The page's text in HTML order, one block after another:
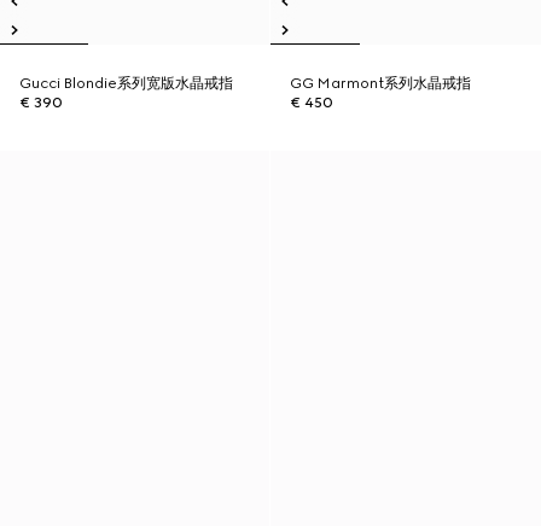
Gucci Blondie系列宽版水晶戒指
€ 390
GG Marmont系列水晶戒指
€ 450